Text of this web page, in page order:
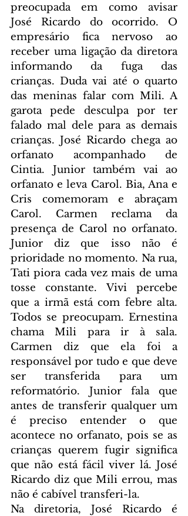
preocupada em como avisar
José Ricardo do ocorrido. O
empresário fica nervoso ao
receber uma ligação da diretora
informando da fuga das
crianças. Duda vai até o quarto
das meninas falar com Mili. A
garota pede desculpa por ter
falado mal dele para as demais
crianças. José Ricardo chega ao
orfanato acompanhado de
Cintia. Junior também vai ao
orfanato e leva Carol. Bia, Ana e
Cris comemoram e abraçam
Carol. Carmen reclama da
presença de Carol no orfanato.
Junior diz que isso não é
prioridade no momento. Na rua,
Tati piora cada vez mais de uma
tosse constante. Vivi percebe
que a irmã está com febre alta.
Todos se preocupam. Ernestina
chama Mili para ir à sala.
Carmen diz que ela foi a
responsável por tudo e que deve
ser transferida para um
reformatório. Junior fala que
antes de transferir qualquer um
é preciso entender o que
acontece no orfanato, pois se as
crianças querem fugir significa
que não está fácil viver lá. José
Ricardo diz que Mili errou, mas
não é cabível transferi-la.
Na diretoria, José Ricardo é